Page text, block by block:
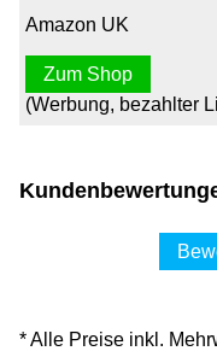
Amazon UK
Zum Shop
(Werbung, bezahlter
* Alle Preise inkl.